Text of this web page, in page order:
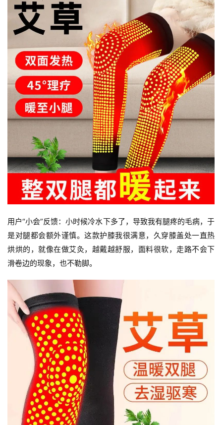
用户“小会”反馈：小时候冷水下多了，导致我有腿疼的毛病，于
是对腿都会额外谨慎。 这款护膝我很满意，久穿膝盖处一直热
烘烘的，就像在做艾灸，越戴越舒服，面料很软，走路不会下
滑卷边的现象，也不勒脚。